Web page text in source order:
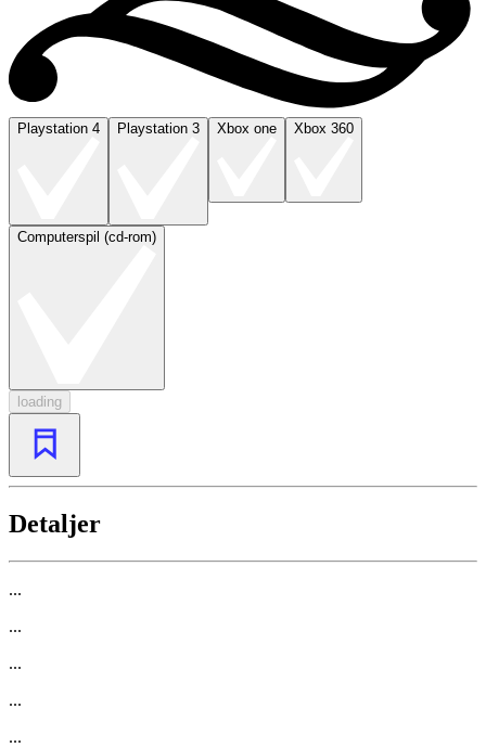
Playstation 4 Playstation 3 Xbox one Xbox 360
Computerspil (cd-rom)
loading
Detaljer
...
...
...
...
...